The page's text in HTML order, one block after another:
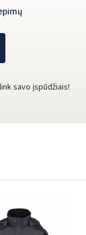
savo įspūdžiais!